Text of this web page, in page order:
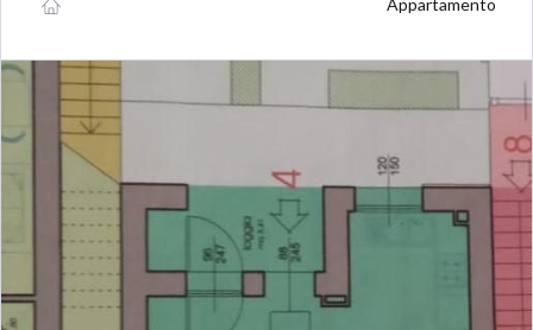
Appartamento